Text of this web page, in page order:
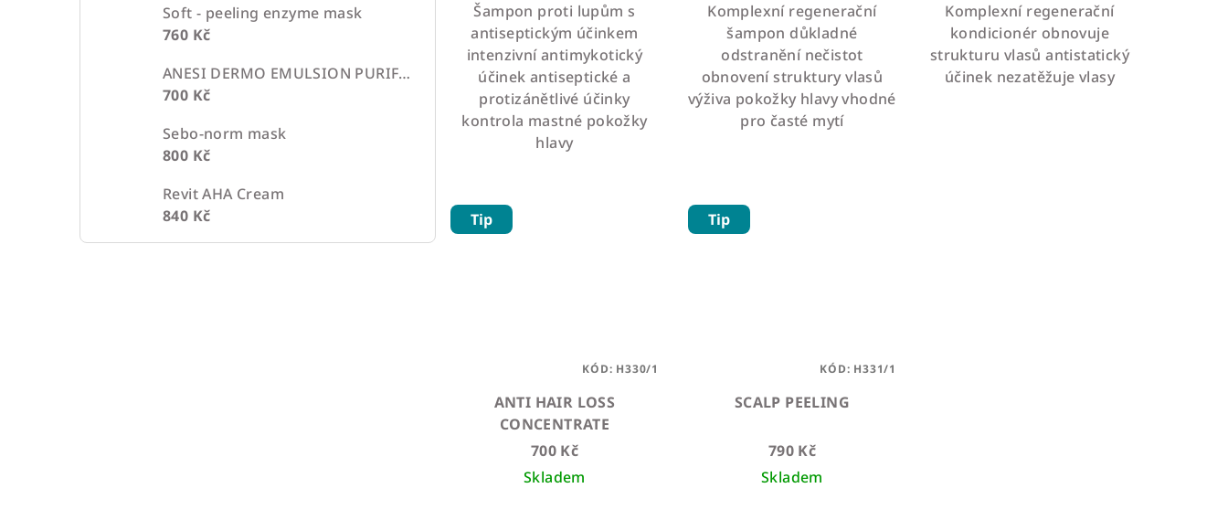
Soft - peeling enzyme mask
760 Kč
ANESI DERMO EMULSION PURIFICANTE
700 Kč
Sebo-norm mask
800 Kč
Revit AHA Cream
840 Kč
Šampon proti lupům s
antiseptickým účinkem
intenzivní antimykotický
účinek antiseptické a
protizánětlivé účinky
kontrola mastné pokožky
hlavy
Komplexní regenerační
šampon důkladné
odstranění nečistot
obnovení struktury vlasů
výživa pokožky hlavy vhodné
pro časté mytí
Komplexní regenerační
kondicionér obnovuje
strukturu vlasů antistatický
účinek nezatěžuje vlasy
Tip
ANTI HAIR LOSS
CONCENTRATE
700 Kč
Skladem
KÓD: H330/1
Tip
SCALP PEELING
790 Kč
Skladem
KÓD: H331/1